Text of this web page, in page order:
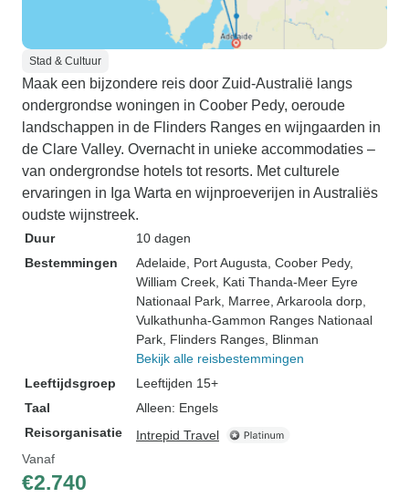
Stad & Cultuur
Maak een bijzondere reis door Zuid-Australië langs
ondergrondse woningen in Coober Pedy, oeroude
landschappen in de Flinders Ranges en wijngaarden in
de Clare Valley. Overnacht in unieke accommodaties –
van ondergrondse hotels tot resorts. Met culturele
ervaringen in Iga Warta en wijnproeverijen in Australiës
oudste wijnstreek.
Duur
10 dagen
Bestemmingen
Adelaide , Port Augusta , Coober Pedy,
William Creek , Kati Thanda-Meer Eyre
Nationaal Park , Marree , Arkaroola dorp
Vulkathunha-Gammon Ranges Nationaal
Park , Flinders Ranges , Blinman
Bekijk alle reisbestemmingen
Leeftijdsgroep
Leeftijden 15+
Taal
Alleen: Engels
Reisorganisatie
Intrepid Travel
Vanaf
€2.740